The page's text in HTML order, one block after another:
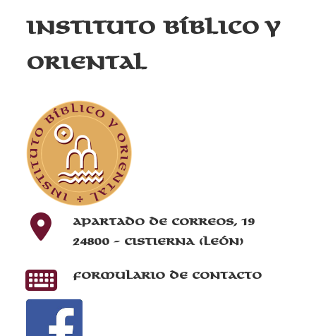
Instituto Bíblico y
Oriental
Apartado de correos, 19
24800 - Cistierna (León)
Formulario de contacto